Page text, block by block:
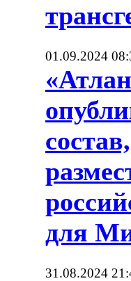
01.09.2024
для
31.08.2024